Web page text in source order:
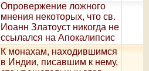
Опровержение ложного
мнения некоторых, что св.
Иоанн Златоуст никогда не
ссылался на Апокалипсис
К монахам, находившимся
в Индии, писавшим к нему,